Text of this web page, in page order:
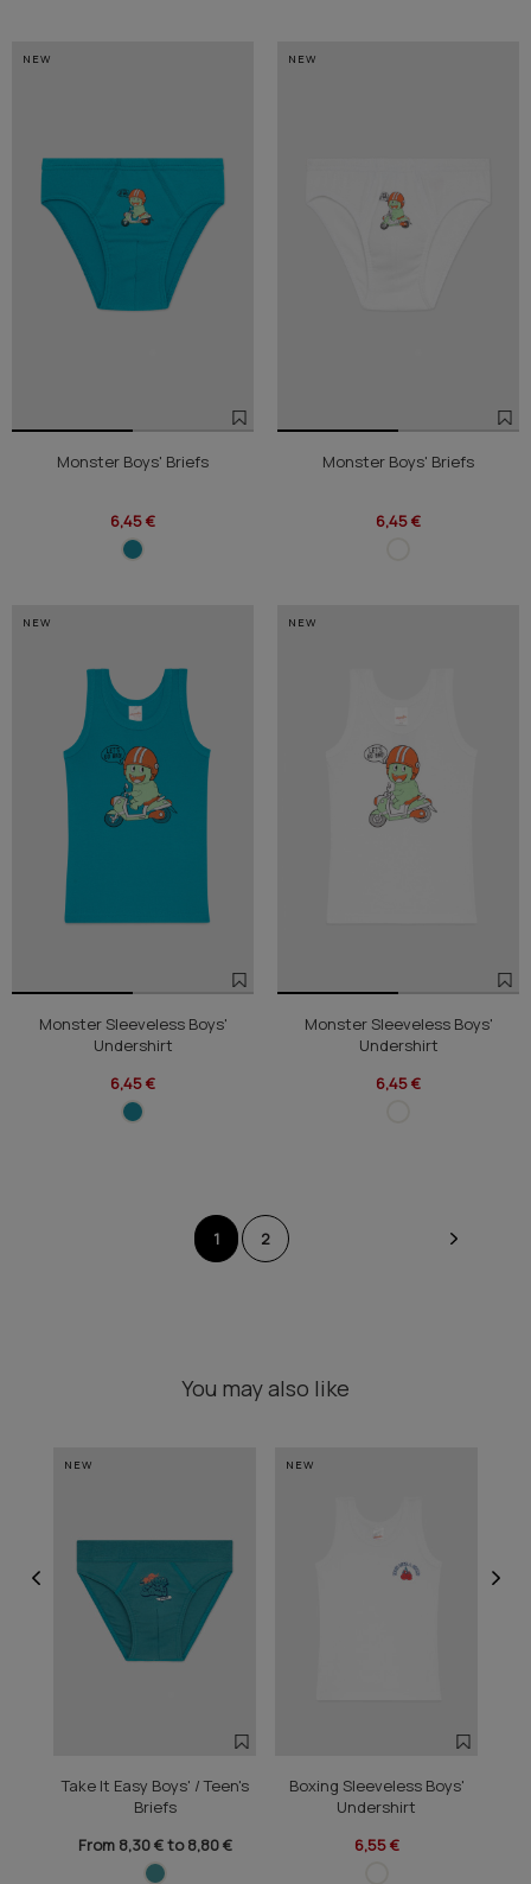
NEW
Monster Boys' Briefs
6,45 €
NEW
Monster Boys' Briefs
6,45 €
NEW
Monster Sleeveless Boys'
Undershirt
6,45 €
NEW
Monster Sleeveless Boys'
Undershirt
6,45 €
1 2
You may also like
NEW
Take It Easy Boys' / Teen's
Briefs
From 8,30 € to 8,80 €
NEW
Boxing Sleeveless Boys'
Undershirt
6,55 €